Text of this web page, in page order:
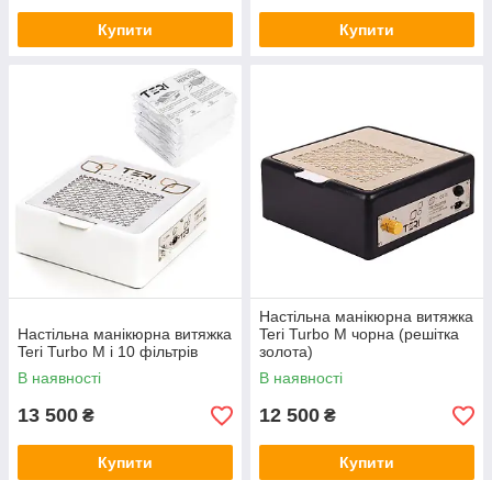
Вбудована витяжка TERI TURBO
Білий корпус, сітка золота, НЕРА фільтр. Тиха
робота при високих показниках потужності 90
Дізнатися ціну
Купити Купити
Настільна манікюрна витяжка
Teri Turbo M і 10 фільтрів
В наявності
13 500 ₴
Купити
Настільна манікюрна витяжка
Teri Turbo M чорна (решітка
золота)
В наявності
12 500 ₴
Купити